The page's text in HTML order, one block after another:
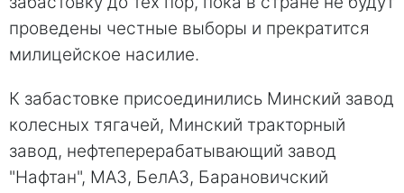
проведены честные выборы и прекратится
милицейское насилие.
К забастовке присоединились Минский завод
колесных тягачей, Минский тракторный
завод, нефтеперерабатывающий завод
"Нафтан", МАЗ, БелАЗ, Барановичский